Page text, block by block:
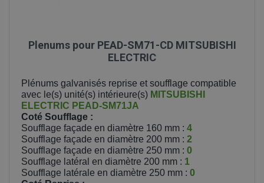
Plenums pour PEAD-SM71-CD MITSUBISHI
ELECTRIC
Plénums galvanisés reprise et soufflage compatible
avec le(s) unité(s) intérieure(s) MITSUBISHI
ELECTRIC PEAD-SM71JA
Coté Soufflage :
Soufflage façade en diamètre 160 mm : 4
Soufflage façade en diamètre 200 mm : 2
Soufflage façade en diamètre 250 mm : 0
Soufflage latéral en diamètre 200 mm : 1
Soufflage latérale en diamètre 250 mm : 0